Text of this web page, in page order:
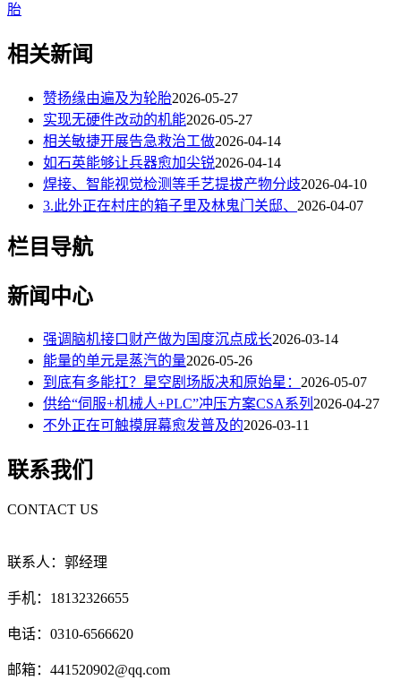
胎
相关新闻
赞扬缘由遍及为轮胎2026-05-27
实现无硬件改动的机能2026-05-27
相关敏捷开展告急救治工做2026-04-14
如石英能够让兵器愈加尖锐2026-04-14
焊接、智能视觉检测等手艺提拔产物分歧2026-04-10
3.此外正在村庄的箱子里及林鬼门关邸、 2026-04-07
栏目导航
新闻中心
强调脑机接口财产做为国度沉点成长2026-03-14
能量的单元是蒸汽的量2026-05-26
到底有多能扛？星空剧场版决和原始星： 2026-05-07
供给“伺服+机械人+PLC”冲压方案CSA系列 2026-04-27
不外正在可触摸屏幕愈发普及的2026-03-11
联系我们
CONTACT US
联系人：郭经理
手机：18132326655
电话：0310-6566620
邮箱：441520902@qq.com